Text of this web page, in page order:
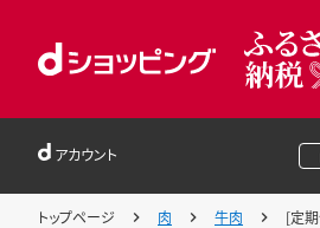
アカウント
トップページ 肉 牛肉 [定